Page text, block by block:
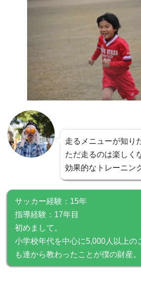
走るメニューが知り
ただ走るのは楽しく
効果的なトレーニン
サッカー経験：15年
指導経験：17年目
初めまして。
小学校年代を中心に5,000人以上の
も達から教わったことが僕の財産。